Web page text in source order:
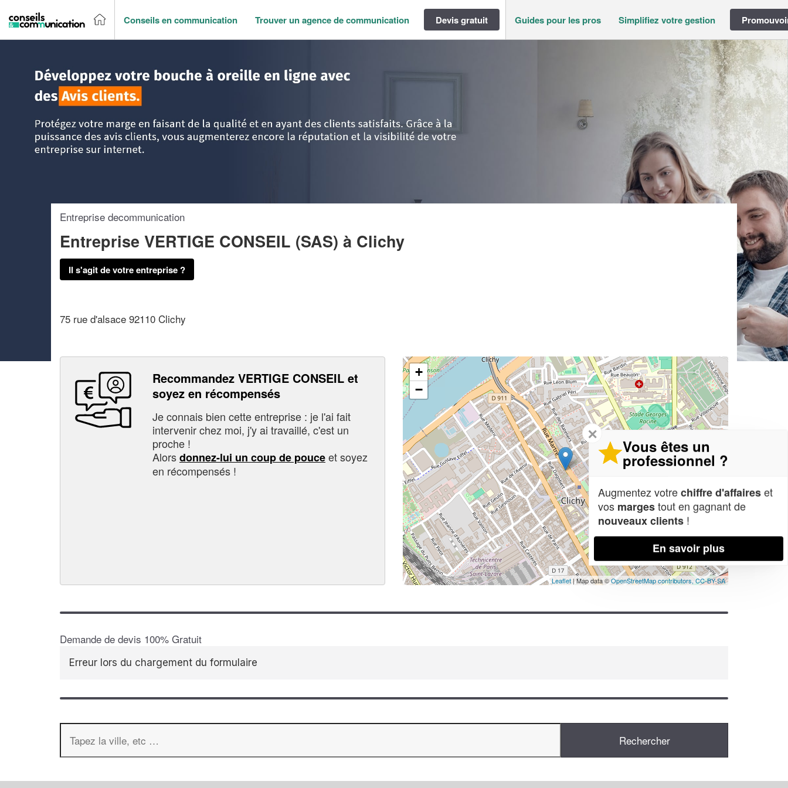
Conseils en communication Trouver un agence de communication Devis gratuit Guides pour les pros Simplifiez votre gestion
Entreprise decommunication
Entreprise VERTIGE CONSEIL (SAS) à Clichy
Il s'agit de votre entreprise ?
75 rue d'alsace 92110 Clichy
Recommandez VERTIGE CONSEIL et
soyez en récompensés
Je connais bien cette entreprise : je l'ai fait
intervenir chez moi, j'y ai travaillé, c'est un
proche !
Alorsdonnez-lui un coup de pouceet soyez
en récompensés !
+
−
Leaflet | Map data ©OpenStreetMap contributors,CC-BY-SA
Demande de devis 100% Gratuit
Erreur lors du chargement du formulaire
✕
Vous êtes un
professionnel ?
Augmentez votrechiffre d'affaireset
vos margestout en gagnant de
nouveaux clients !
En savoir plus